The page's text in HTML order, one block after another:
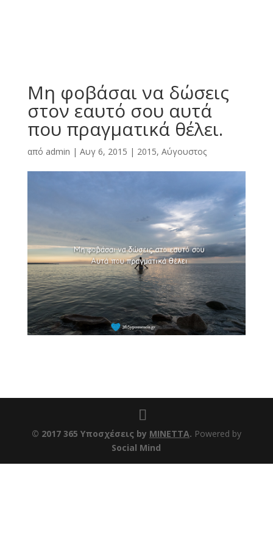
Μη φοβάσαι να δώσεις
στον εαυτό σου αυτά
που πραγματικά θέλει.
από admin | Αυγ 6, 2015 | 2015, Αύγουστος
© 2017 365 Υποσχέσεις by ΜΙΝΕΤΤΑ. Powered by
Social Mind